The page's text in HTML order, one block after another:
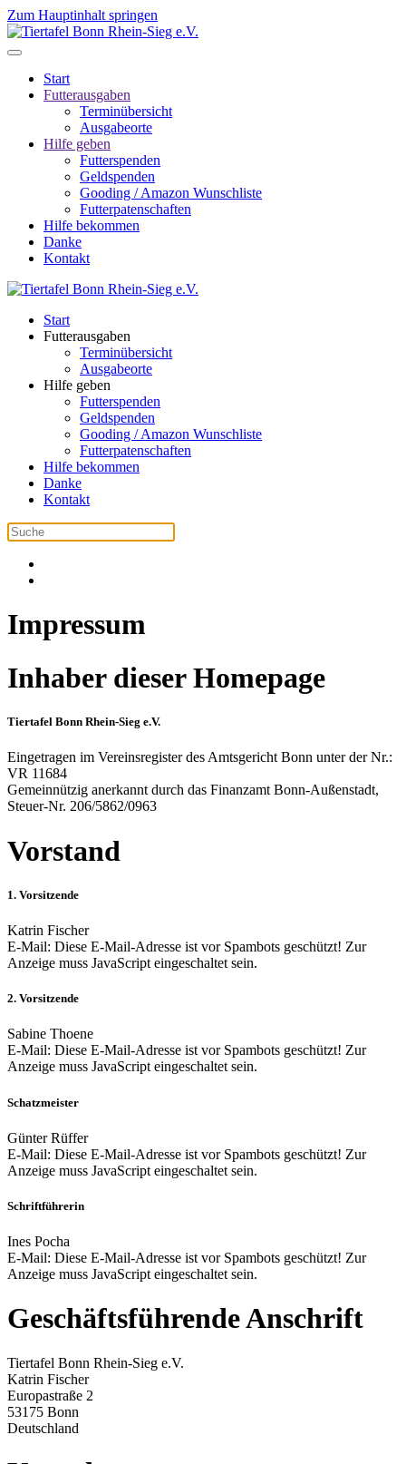
Zum Hauptinhalt springen
Start
Futterausgaben
Terminübersicht
Ausgabeorte
Hilfe geben
Futterspenden
Geldspenden
Gooding / Amazon Wunschliste
Futterpatenschaften
Hilfe bekommen
Danke
Kontakt
Start
Futterausgaben
Terminübersicht
Ausgabeorte
Hilfe geben
Futterspenden
Geldspenden
Gooding / Amazon Wunschliste
Futterpatenschaften
Hilfe bekommen
Danke
Kontakt
Impressum
Inhaber dieser Homepage
Tiertafel Bonn Rhein-Sieg e.V.
Eingetragen im Vereinsregister des Amtsgericht Bonn unter der Nr.:
VR 11684
Gemeinnützig anerkannt durch das Finanzamt Bonn-Außenstadt,
Steuer-Nr. 206/5862/0963
Vorstand
1. Vorsitzende
Katrin Fischer
E-Mail: Diese E-Mail-Adresse ist vor Spambots geschützt! Zur
Anzeige muss JavaScript eingeschaltet sein.
2. Vorsitzende
Sabine Thoene
E-Mail: Diese E-Mail-Adresse ist vor Spambots geschützt! Zur
Anzeige muss JavaScript eingeschaltet sein.
Schatzmeister
Günter Rüffer
E-Mail: Diese E-Mail-Adresse ist vor Spambots geschützt! Zur
Anzeige muss JavaScript eingeschaltet sein.
Schriftführerin
Ines Pocha
E-Mail: Diese E-Mail-Adresse ist vor Spambots geschützt! Zur
Anzeige muss JavaScript eingeschaltet sein.
Geschäftsführende Anschrift
Tiertafel Bonn Rhein-Sieg e.V.
Katrin Fischer
Europastraße 2
53175 Bonn
Deutschland